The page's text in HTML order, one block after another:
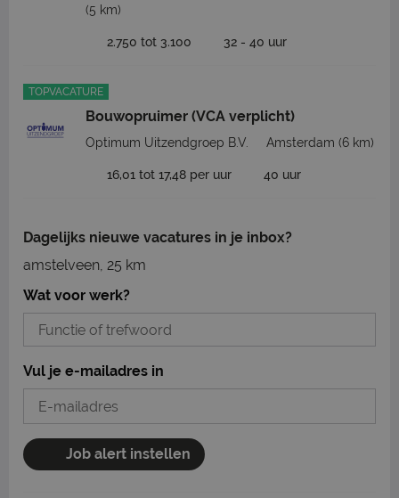
(5 km)
2.750 tot 3.100 32 - 40 uur
TOPVACATURE
Bouwopruimer (VCA verplicht)
Optimum Uitzendgroep B.V. Amsterdam (6 km)
16,01 tot 17,48 per uur 40 uur
Dagelijks nieuwe vacatures in je inbox?
amstelveen, 25 km
Wat voor werk?
Vul je e-mailadres in
Job alert instellen